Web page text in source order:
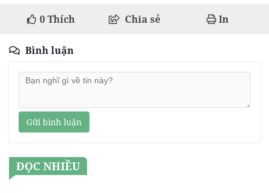
0Thích Chia sẻ In
Bình luận
Gửi bình luận
ĐỌC NHIỀU